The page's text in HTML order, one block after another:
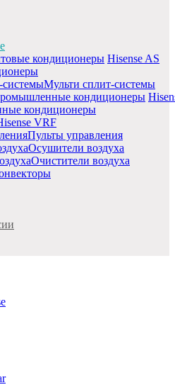
Hisense AS
Мульти сплит-системы
кондиционеры
VRF
Пульты управления
Осушители воздуха
Очистители воздуха